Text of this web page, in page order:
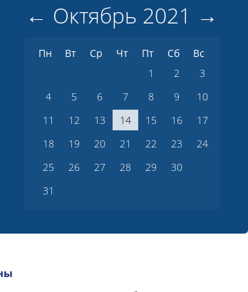
← Октябрь 2021 →
Пн Вт Ср Чт Пт Сб
Вс
1
2
3
4
5 6 7 8 9
10
11
12 13 14 15 16
17
18
19 20 21 22 23
24
25
26 27 28 29
30
31